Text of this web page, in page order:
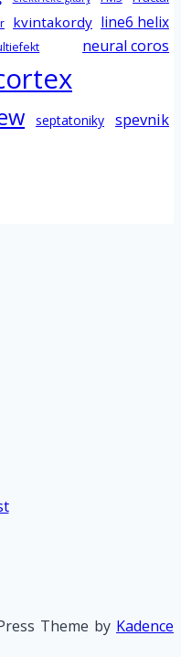
kvintakordy line6 helix
neural coros
septatoniky spevnik
Theme by Kadence